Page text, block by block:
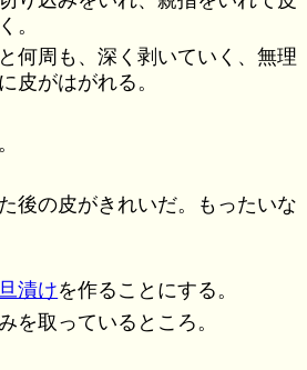
。
何周も、深く剥いていく、無理
皮がはがれる。
後の皮がきれいだ。もったいな
漬けを作ることにする。
を取っているところ。